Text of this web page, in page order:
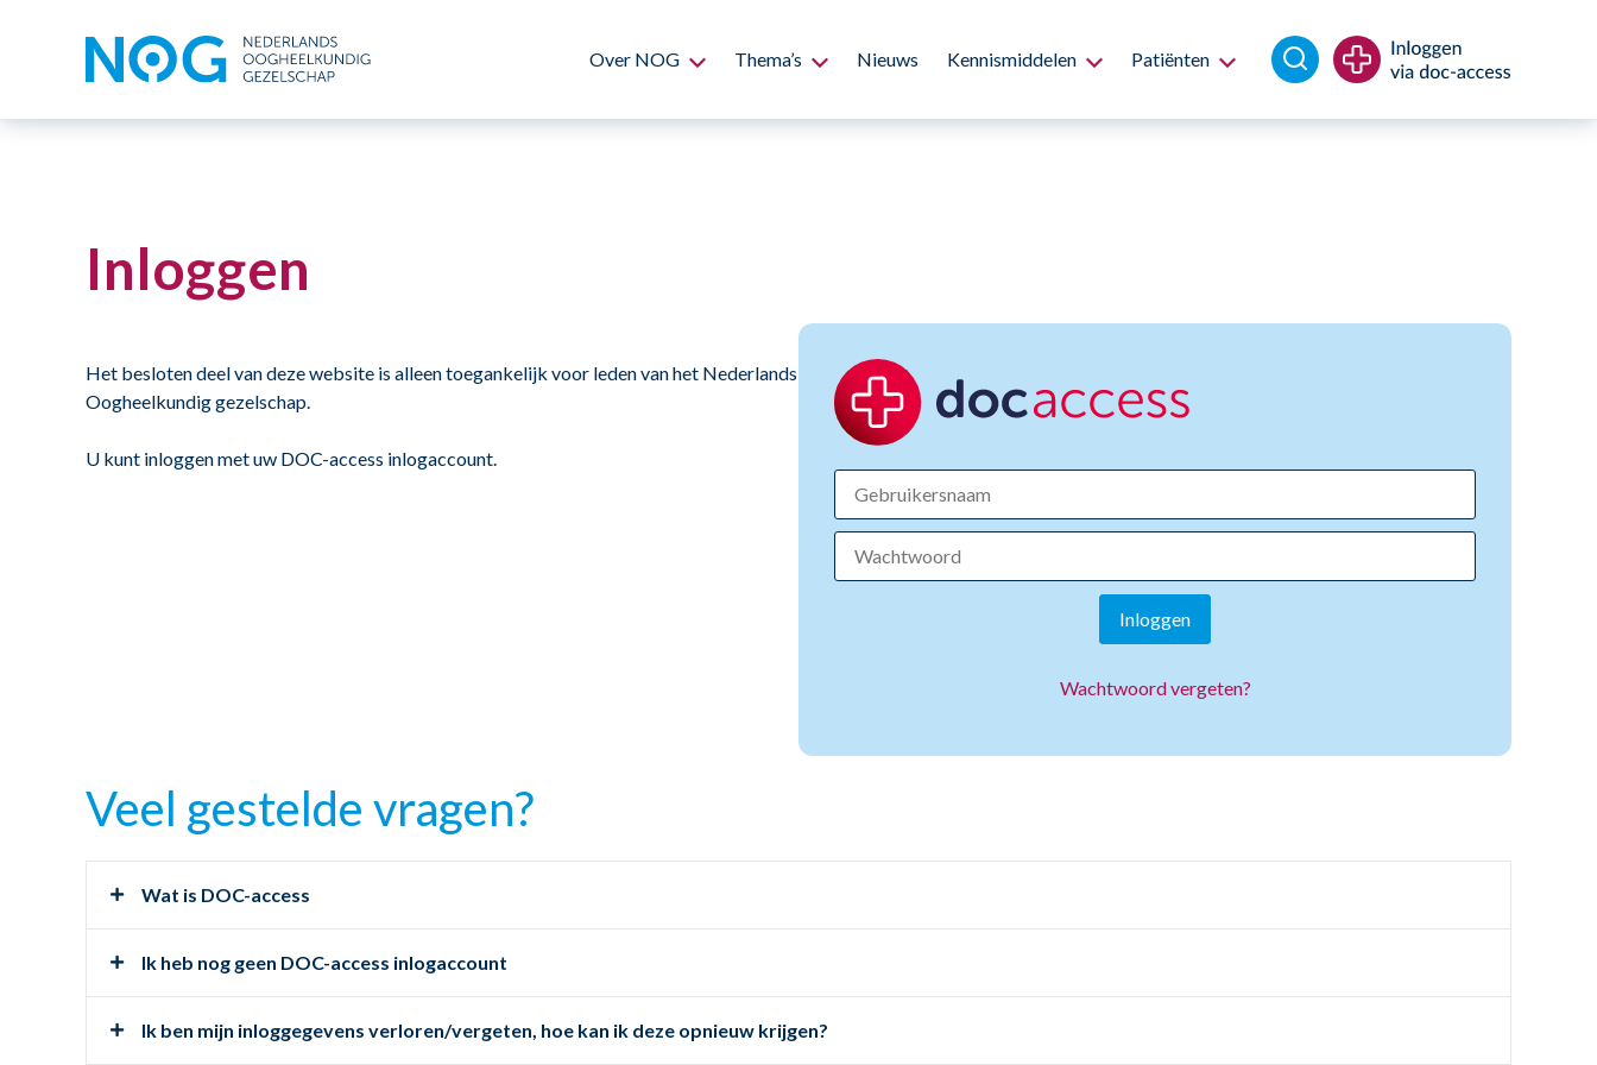
Over NOG Thema’s Nieuws Kennismiddelen Patiënten
Inloggen
Het besloten deel van deze website is alleen toegankelijk voor leden van het Nederlands
Oogheelkundig gezelschap.
U kunt inloggen met uw DOC-access inlogaccount.
Inloggen
Wachtwoord vergeten?
Veel gestelde vragen?
Wat is DOC-access
Ik heb nog geen DOC-access inlogaccount
Ik ben mijn inloggegevens verloren/vergeten, hoe kan ik deze opnieuw krijgen?